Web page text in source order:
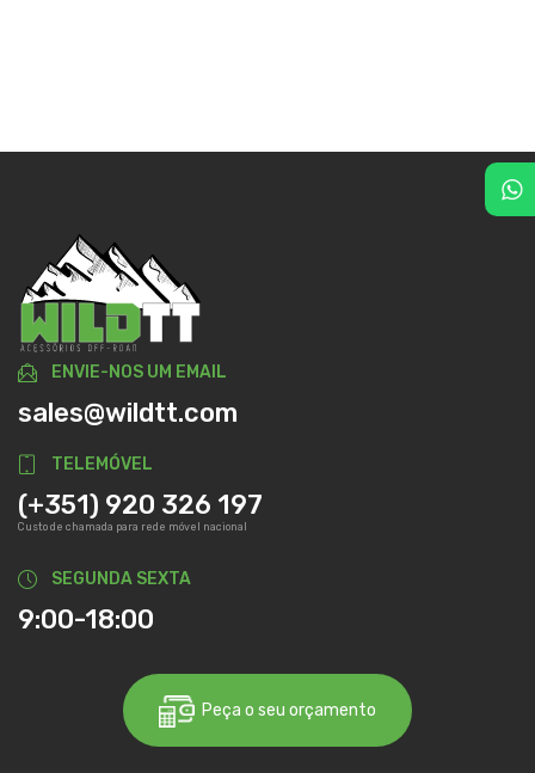
ENVIE-NOS UM EMAIL
sales@wildtt.com
TELEMÓVEL
(+351) 920 326 197
Custo de chamada para rede móvel nacional
SEGUNDA SEXTA
9:00-18:00
Peça o seu orçamento